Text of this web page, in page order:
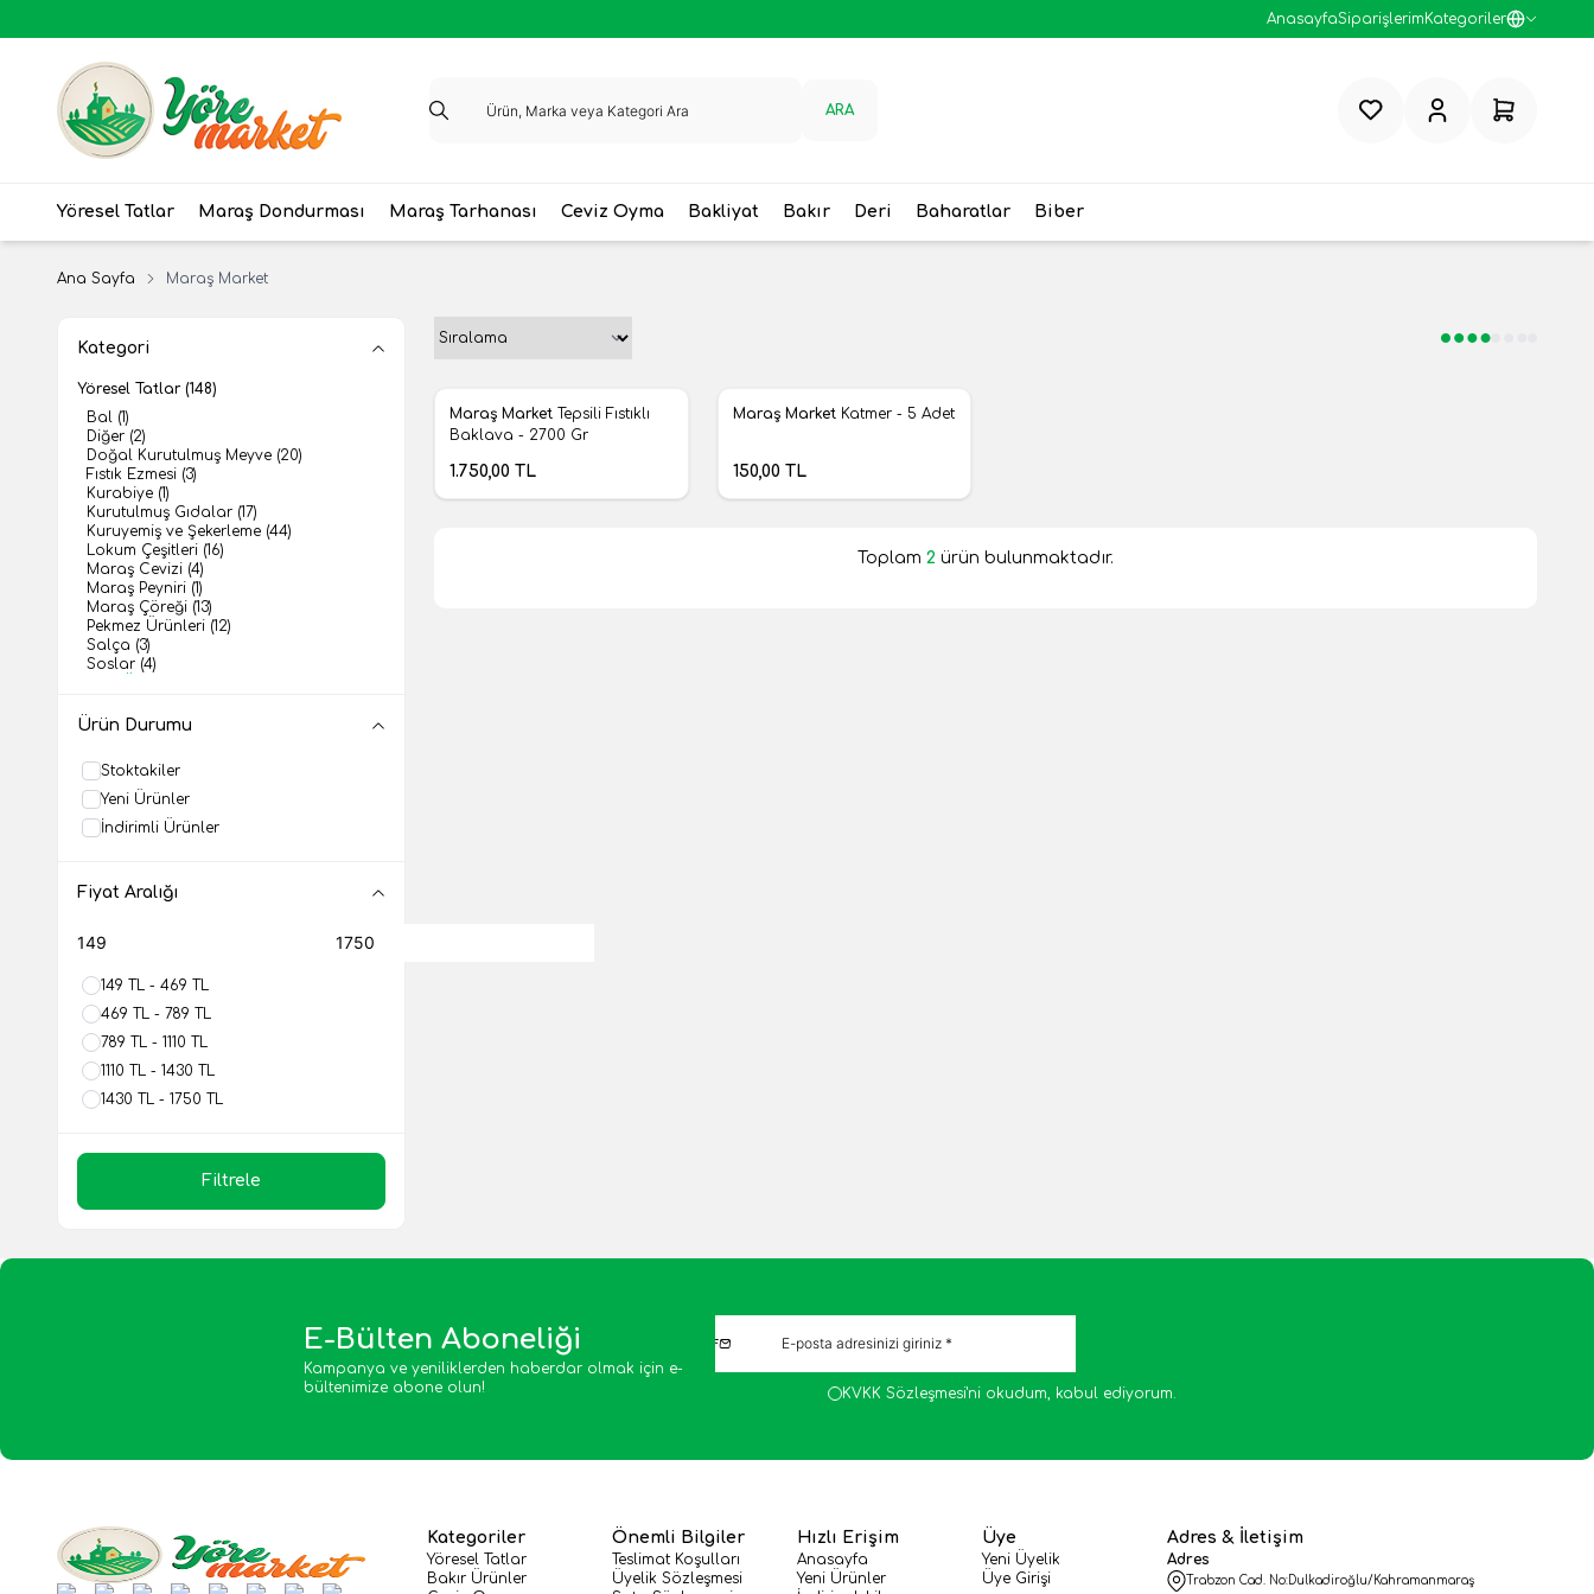
AnasayfaSiparişlerimKategoriler
ARA FavorilerimHesabım Sepetim
Yöresel Tatlar Maraş Dondurması Maraş Tarhanası Ceviz Oyma Bakliyat Bakır Deri Baharatlar Biber
Ana Sayfa Maraş Market
Kategori
Yöresel Tatlar (148)
Bal (1)
Diğer (2)
Doğal Kurutulmuş Meyve (20)
Fıstık Ezmesi (3)
Kurabiye (1)
Kurutulmuş Gıdalar (17)
Kuruyemiş ve Şekerleme (44)
Lokum Çeşitleri (16)
Maraş Cevizi (4)
Maraş Peyniri (1)
Maraş Çöreği (13)
Pekmez Ürünleri (12)
Salça (3)
Soslar (4)
Ürün Durumu
Stoktakiler
Yeni Ürünler
İndirimli Ürünler
Fiyat Aralığı
149 TL - 469 TL
469 TL - 789 TL
789 TL - 1110 TL
1110 TL - 1430 TL
1430 TL - 1750 TL
Filtrele
Yeni
Favorilere Ekle
Maraş Market Tepsili Fıstıklı
Baklava - 2700 Gr
1.750,00 TL
Yeni
Maraş Market Katmer - 5 Adet
150,00 TL
Toplam 2 ürün bulunmaktadır.
E-Bülten Aboneliği
Kampanya ve yeniliklerden haberdar olmak için e-
bültenimize abone olun!
KVKK Sözleşmesi'ni okudum, kabul ediyorum.
Kategoriler
Yöresel Tatlar
Bakır Ürünler
Önemli Bilgiler
Teslimat Koşulları
Üyelik Sözleşmesi
Hızlı Erişim
Anasayfa
Yeni Ürünler
Üye
Yeni Üyelik
Üye Girişi
Adres & İletişim
Adres
Trabzon Cad. No:Dulkadiroğlu/Kahramanmaraş